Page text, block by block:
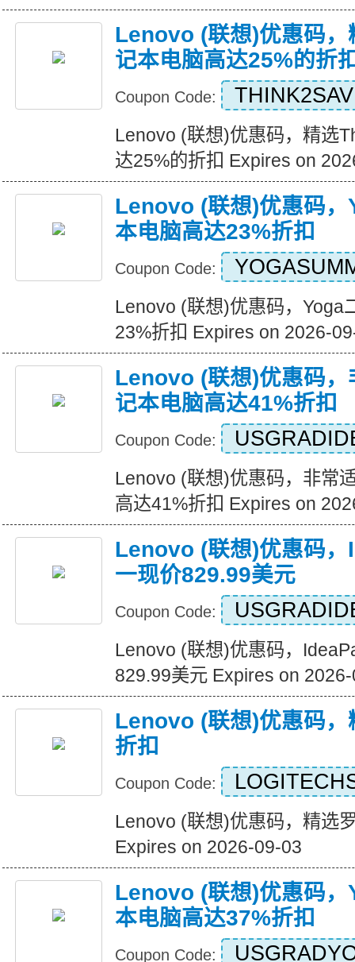
Lenovo (联想)优惠码
记本电脑高达25%的折
Coupon Code:
Lenovo (联想)优惠码，精选
达25%的折扣 Expires on
Lenovo (联想)优惠码，
本电脑高达23%折扣
Coupon Code:
Lenovo (联想)优惠码，Yoga
23%折扣 Expires on 2026-
Lenovo (联想)优惠码，
记本电脑高达41%折扣
Coupon Code:
Lenovo (联想)优惠码，非常
高达41%折扣 Expires on
Lenovo (联想)优惠码
一现价829.99美元
Coupon Code:
Lenovo (联想)优惠码，
829.99美元 Expires on
Lenovo (联想)优惠码，
折扣
Coupon Code:
Lenovo (联想)优惠码，精选
Expires on 2026-09-03
Lenovo (联想)优惠码，
本电脑高达37%折扣
Coupon Code: